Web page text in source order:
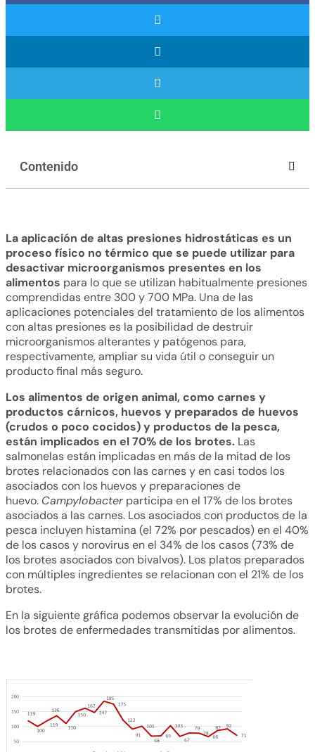
Contenido
La aplicación de altas presiones hidrostáticas es un
proceso físico no térmico que se puede utilizar para
desactivar microorganismos presentes en los
alimentos para lo que se utilizan habitualmente presiones
comprendidas entre 300 y 700 MPa. Una de las
aplicaciones potenciales del tratamiento de los alimentos
con altas presiones es la posibilidad de destruir
microorganismos alterantes y patógenos para,
respectivamente, ampliar su vida útil o conseguir un
producto final más seguro.
Los alimentos de origen animal, como carnes y
productos cárnicos, huevos y preparados de huevos
(crudos o poco cocidos) y productos de la pesca,
están implicados en el 70% de los brotes. Las
salmonelas están implicadas en más de la mitad de los
brotes relacionados con las carnes y en casi todos los
asociados con los huevos y preparaciones de
huevo. Campylobacterparticipa en el 17% de los brotes
asociados a las carnes. Los asociados con productos de la
pesca incluyen histamina (el 72% por pescados) en el 40%
de los casos y norovirus en el 34% de los casos (73% de
los brotes asociados con bivalvos). Los platos preparados
con múltiples ingredientes se relacionan con el 21% de los
brotes.
En la siguiente gráfica podemos observar la evolución de
los brotes de enfermedades transmitidas por alimentos.